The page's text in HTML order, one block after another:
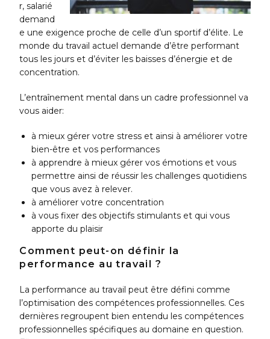
r, salarié
demand
e une exigence proche de celle d’un sportif d’élite. Le
monde du travail actuel demande d’être performant
tous les jours et d’éviter les baisses d’énergie et de
concentration.
L’entraînement mental dans un cadre professionnel va
vous aider:
à mieux gérer votre stress et ainsi à améliorer votre
bien-être et vos performances
à apprendre à mieux gérer vos émotions et vous
permettre ainsi de réussir les challenges quotidiens
que vous avez à relever.
à améliorer votre concentration
à vous fixer des objectifs stimulants et qui vous
apporte du plaisir
Comment peut-on définir la
performance au travail ?
La performance au travail peut être défini comme
l’optimisation des compétences professionnelles. Ces
dernières regroupent bien entendu les compétences
professionnelles spécifiques au domaine en question.